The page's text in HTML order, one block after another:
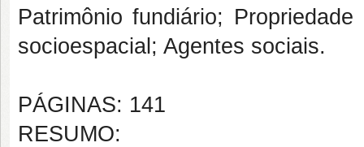
Patrimônio fundiário;
socioespacial; Agentes sociais.
PÁGINAS: 141
RESUMO: